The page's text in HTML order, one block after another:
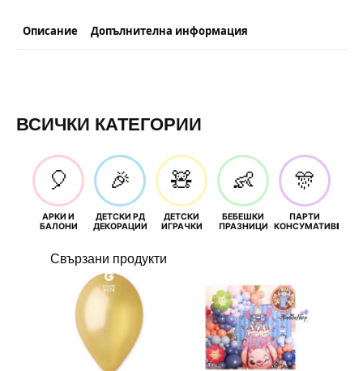
Описание Допълнителна информация
ВСИЧКИ КАТЕГОРИИ
🎈
АРКИ И
БАЛОНИ
🎉
ДЕТСКИ РД
ДЕКОРАЦИИ
🧸
ДЕТСКИ
ИГРАЧКИ
👶
БЕБЕШКИ
ПРАЗНИЦИ
🎊
ПАРТИ
КОНСУМАТИВИ
Свързани продукти